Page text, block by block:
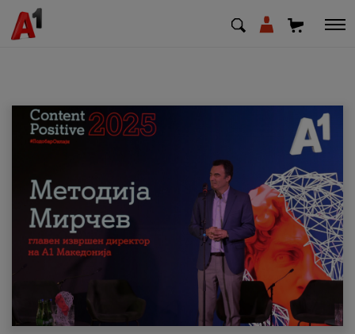
МК EN
Приватни Деловни
Поддршка
Надополни кредит